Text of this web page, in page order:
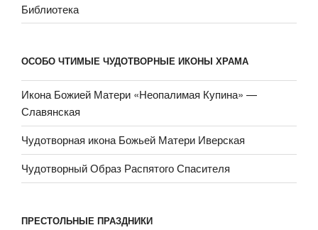
Библиотека
ОСОБО ЧТИМЫЕ ЧУДОТВОРНЫЕ ИКОНЫ ХРАМА
Икона Божией Матери «Неопали­мая Купина» —
Славянская
Чудотворная икона Божьей Матери Иверская
Чудотворный Образ Распятого Спасителя
ПРЕСТОЛЬНЫЕ ПРАЗДНИКИ